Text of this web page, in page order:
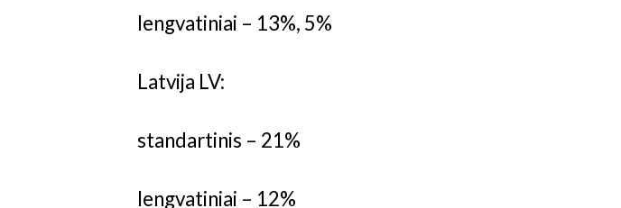
lengvatiniai – 13%, 5%
Latvija LV:
standartinis – 21%
lengvatiniai – 12%